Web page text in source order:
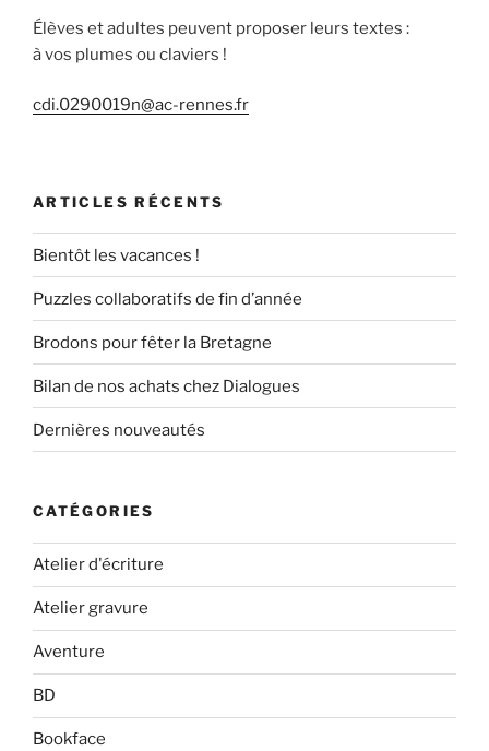
Élèves et adultes peuvent proposer leurs textes :
à vos plumes ou claviers !
cdi.0290019n@ac-rennes.fr
ARTICLES RÉCENTS
Bientôt les vacances !
Puzzles collaboratifs de fin d’année
Brodons pour fêter la Bretagne
Bilan de nos achats chez Dialogues
Dernières nouveautés
CATÉGORIES
Atelier d'écriture
Atelier gravure
Aventure
BD
Bookface